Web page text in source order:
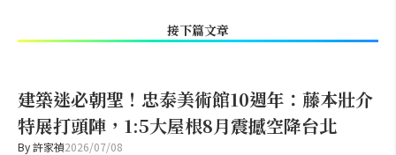
接下篇文章
建築迷必朝聖！忠泰美術館10週年：藤本壯介
特展打頭陣，1:5大屋根8月震撼空降台北
By許家禎2026/07/08